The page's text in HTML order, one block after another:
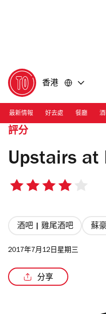
香港
最新情報 好去處 餐廳
評分
Upstairs at
4/5
酒吧 | 雞尾酒吧 蘇豪
2017年7月12日星期三
分享